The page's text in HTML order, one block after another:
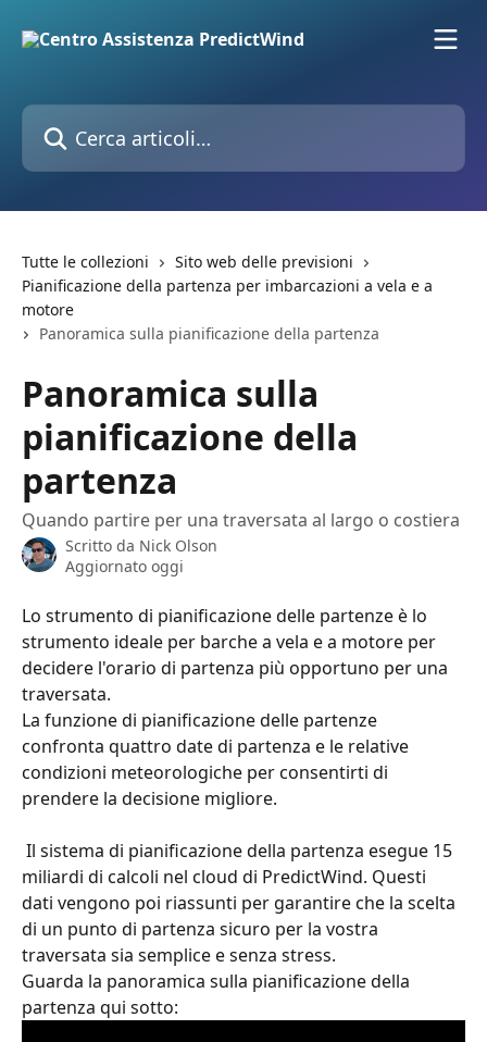
Cerca articoli…
Tutte le collezioni
Sito web delle previsioni
Pianificazione della partenza per imbarcazioni a vela e a
motore
Panoramica sulla pianificazione della partenza
Panoramica sulla
pianificazione della
partenza
Quando partire per una traversata al largo o costiera
Scritto da Nick Olson
Aggiornato oggi
Lo strumento di pianificazione delle partenze è lo
strumento ideale per barche a vela e a motore per
decidere l'orario di partenza più opportuno per una
traversata.
La funzione di pianificazione delle partenze
confronta quattro date di partenza e le relative
condizioni meteorologiche per consentirti di
prendere la decisione migliore.
miliardi di calcoli nel cloud di PredictWind. Questi
dati vengono poi riassunti per garantire che la scelta
di un punto di partenza sicuro per la vostra
traversata sia semplice e senza stress.
Guarda la panoramica sulla pianificazione della
partenza qui sotto: